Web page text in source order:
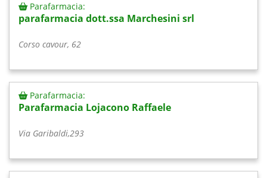
Parafarmacia:
parafarmacia dott.ssa Marchesini srl
Corso cavour, 62
Parafarmacia:
Parafarmacia Lojacono Raffaele
Via Garibaldi,293